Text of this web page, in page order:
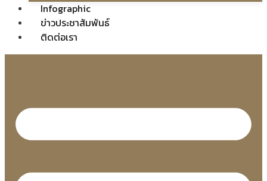
Infographic
ข่าวประชาสัมพันธ์
ติดต่อเรา